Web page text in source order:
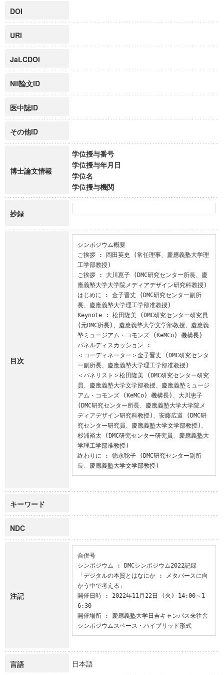
DOI
URI
JaLCDOI
NII論文ID
医中誌ID
その他ID
博士論文情報
学位授与番号
学位授与年月日
学位名
学位授与機関
抄録
目次
シンポジウム概要
ご挨拶 : 岡田英史 (常任理事、慶應義塾大学理
工学部教授)
ご挨拶 : 大川恵子 (DMC研究センター所長、慶
應義塾大学大学院メディアデザイン研究科教授)
はじめに : 金子晋丈 (DMC研究センター副所
長、慶應義塾大学理工学部准教授)
Keynote : 松田隆美 (DMC研究センター研究員
(元DMC所長)、慶應義塾大学文学部教授、慶應義
塾ミュージアム・コモンズ (KeMCo) 機構長)
パネルディスカッション :
＜コーディネーター＞金子晋丈 (DMC研究センタ
ー副所長、慶應義塾大学理工学部准教授)
＜パネリスト＞松田隆美 (DMC研究センター研究
員、慶應義塾大学文学部教授、慶應義塾ミュージ
アム・コモンズ (KeMCo) 機構長)、大川恵子
(DMC研究センター所長、慶應義塾大学大学院メ
ディアデザイン研究科教授)、安藤広道 (DMC研
究センター研究員、慶應義塾大学文学部教授)、
杉浦裕太 (DMC研究センター研究員、慶應義塾大
学理工学部准教授)
終わりに : 徳永聡子 (DMC研究センター副所
長、慶應義塾大学文学部教授)
キーワード
NDC
注記
合併号
シンポジウム : DMCシンポジウム2022記録
「デジタルの本質とはなにか : メタバースに向
かう中で考える」
開催日時 : 2022年11月22日 (火) 14:00～1
6:30
開催場所 : 慶應義塾大学日吉キャンパス来往舎
シンポジウムスペース・ハイブリッド形式
言語 日本語